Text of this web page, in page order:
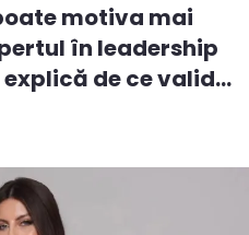
motiva mai
în leadership
de ce valid...